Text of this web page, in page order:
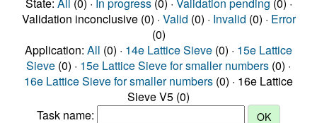
Validation inconclusive (0) · Valid (0) · Invalid (0) · Error
(0)
Application: All (0) · 14e Lattice Sieve (0) · 15e Lattice
Sieve (0) · 15e Lattice Sieve for smaller numbers (0) ·
16e Lattice Sieve for smaller numbers (0) · 16e Lattice
Sieve V5 (0)
Task name: